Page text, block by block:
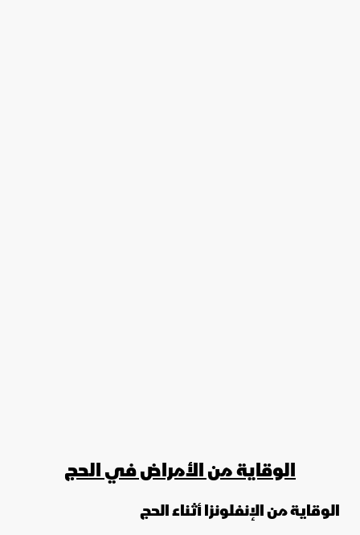
الوقاية من الأمراض في الحج
الوقاية من الإنفلونزا أثناء الحج